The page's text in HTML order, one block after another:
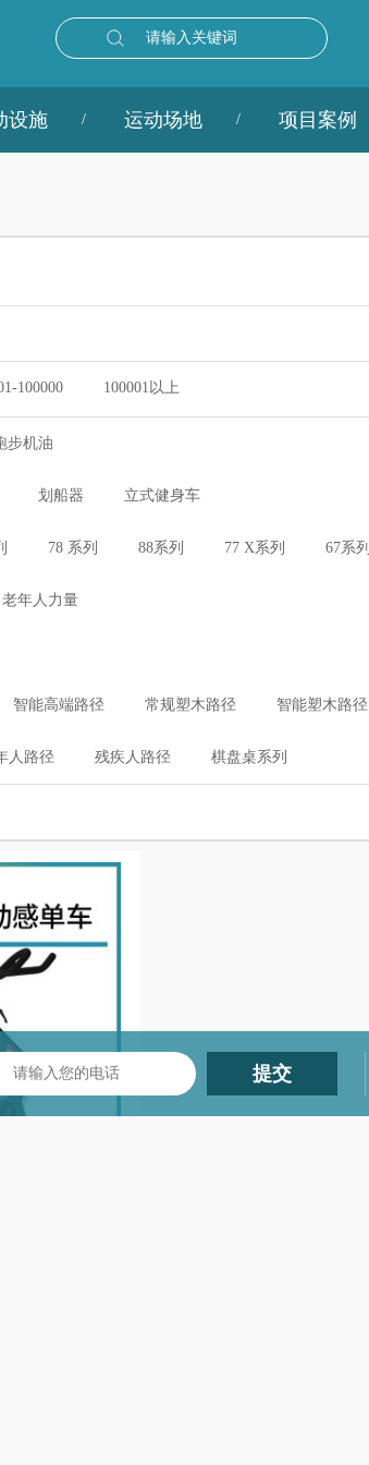
请输入关键词
设施 运动场地 项目案例
100000 100001以上
步机油
划船器 立式健身车
78 系列 88系列 77 X系列 67系列
年人力量
智能高端路径 常规塑木路径 智能塑木路径
人路径 残疾人路径 棋盘桌系列